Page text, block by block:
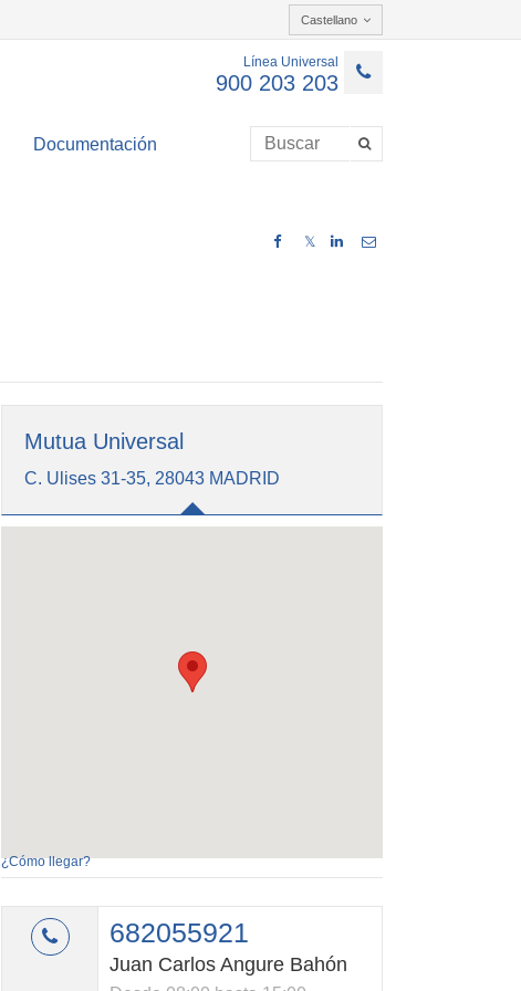
Castellano
Línea Universal
900 203 203
Documentación
𝕏
Mutua Universal
C. Ulises 31-35, 28043 MADRID
¿Cómo llegar?
682055921
Juan Carlos Angure Bahón